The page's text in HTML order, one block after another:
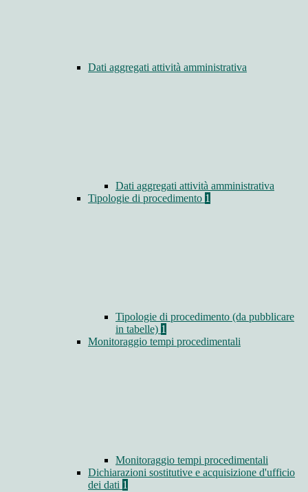
Dati aggregati attività amministrativa
Dati aggregati attività amministrativa
Tipologie di procedimento 1
Tipologie di procedimento (da pubblicare
in tabelle) 1
Monitoraggio tempi procedimentali
Monitoraggio tempi procedimentali
Dichiarazioni sostitutive e acquisizione d'ufficio
dei dati 1